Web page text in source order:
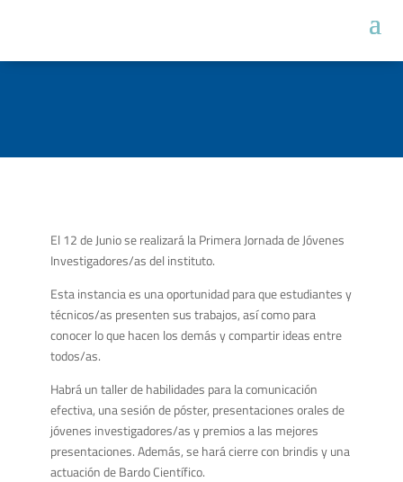
El 12 de Junio se realizará la Primera Jornada de Jóvenes
Investigadores/as del instituto.
Esta instancia es una oportunidad para que estudiantes y
técnicos/as presenten sus trabajos, así como para
conocer lo que hacen los demás y compartir ideas entre
todos/as.
Habrá un taller de habilidades para la comunicación
efectiva, una sesión de póster, presentaciones orales de
jóvenes investigadores/as y premios a las mejores
presentaciones. Además, se hará cierre con brindis y una
actuación de Bardo Científico.